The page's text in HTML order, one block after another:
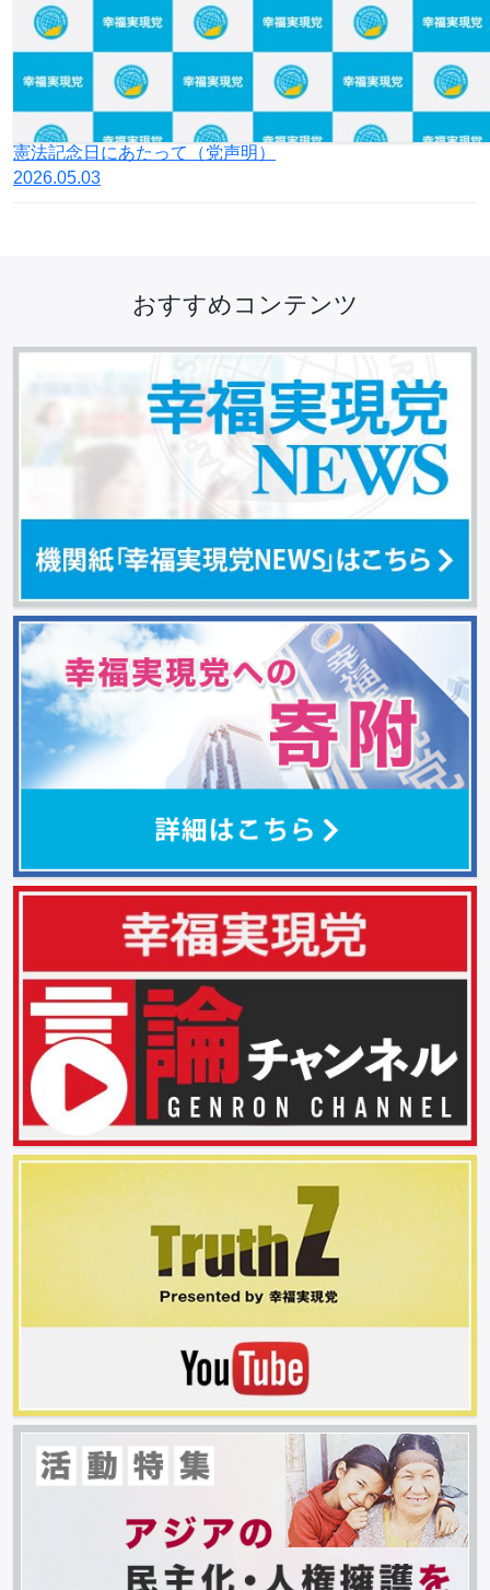
憲法記念日にあたって（党声明）
2026.05.03
おすすめコンテンツ